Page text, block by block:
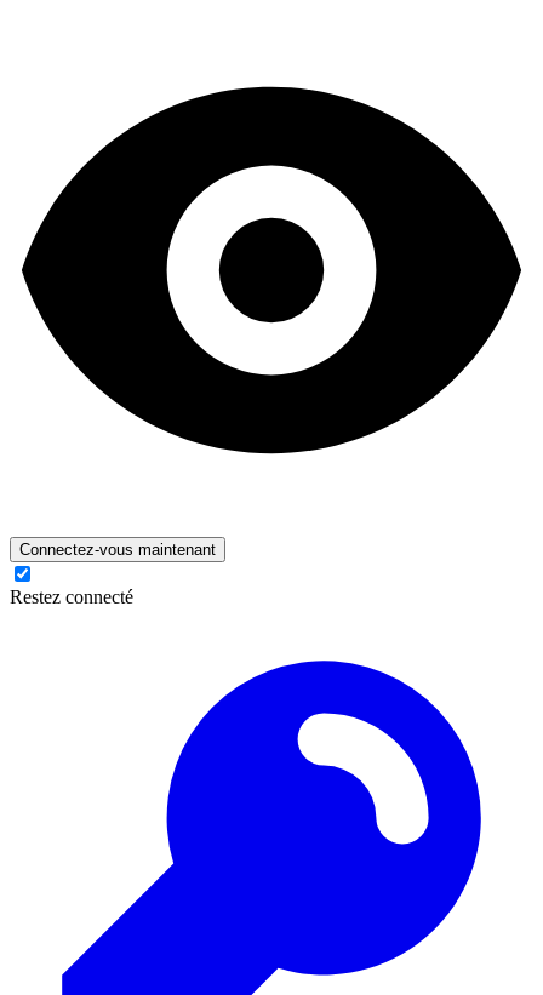
Connectez-vous maintenant
Restez connecté